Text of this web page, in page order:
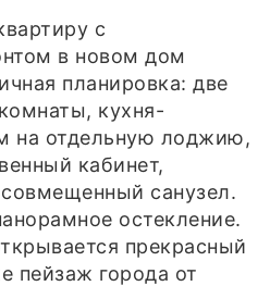
с
в новом дом
планировка: две
кухня-
на отдельную лоджию,
кабинет,
санузел.
остекление.
прекрасный
пейзаж города от